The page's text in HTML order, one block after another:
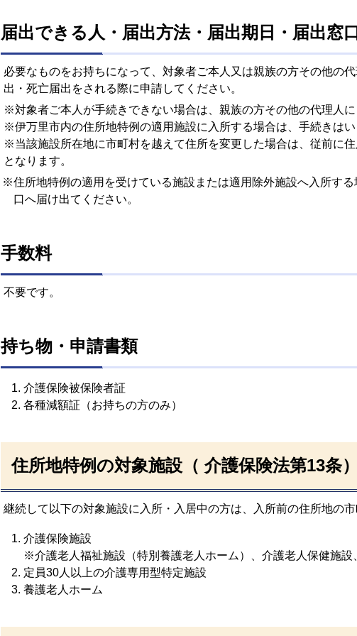
届出できる人・届出方法・届出期日・届出窓口
必要なものをお持ちになって、対象者ご本人又は親族の方その他の
出・死亡届出をされる際に申請してください。
※対象者ご本人が手続きできない場合は、親族の方その他の代理人に
※伊万里市内の住所地特例の適用施設に入所する場合は、手続きはい
※当該施設所在地に市町村を越えて住所を変更した場合は、従前に
となります。
※住所地特例の適用を受けている施設または適用除外施設へ入所す
口へ届け出てください。
手数料
不要です。
持ち物・申請書類
介護保険被保険者証
各種減額証（お持ちの方のみ）
住所地特例の対象施設（ 介護保険法第13条）
継続して以下の対象施設に入所・入居中の方は、入所前の住所地の市
介護保険施設
※介護老人福祉施設（特別養護老人ホーム）、介護老人保健施設
定員30人以上の介護専用型特定施設
養護老人ホーム